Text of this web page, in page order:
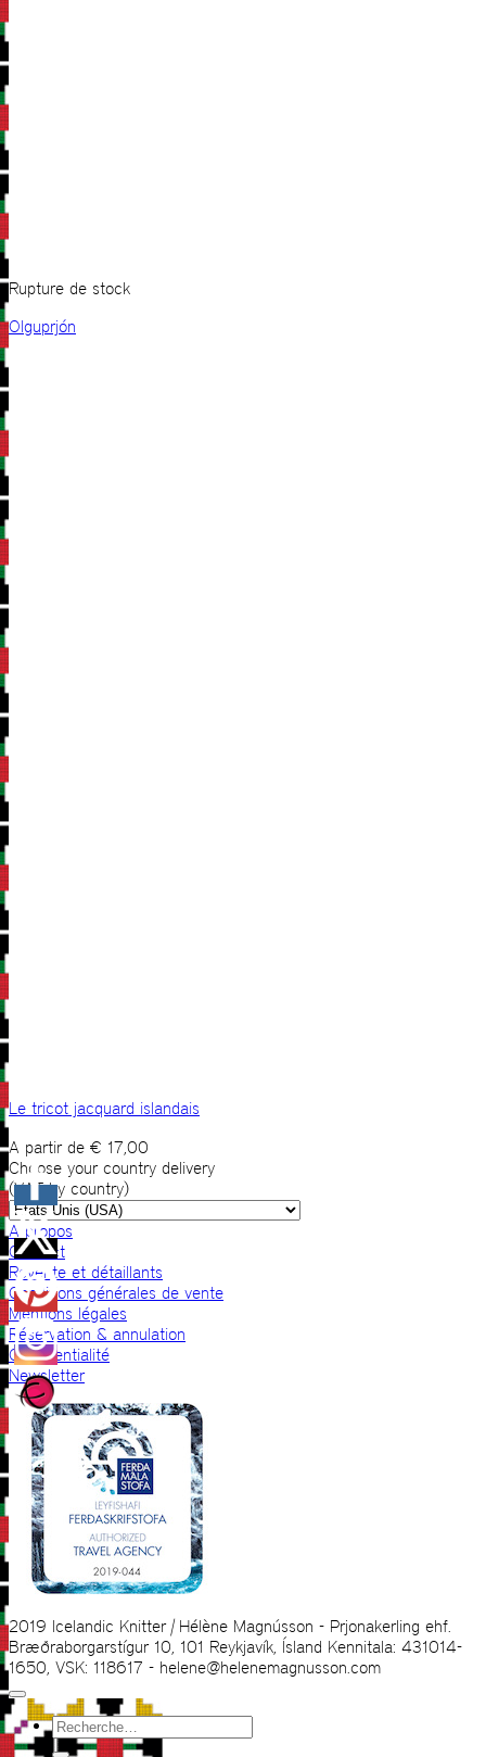
Rupture de stock
Olguprjón
Le tricot jacquard islandais
A partir de € 17,00
Choose your country delivery
(VAT by country)
A propos
Contact
Revente et détaillants
Conditions générales de vente
Mentions légales
Réservation & annulation
Confidentialité
Newsletter
2019 Icelandic Knitter | Hélène Magnússon - Prjonakerling ehf.
Bræðraborgarstígur 10, 101 Reykjavík, Ísland Kennitala: 431014-
1650, VSK: 118617 - helene@helenemagnusson.com
Recherche
pour :